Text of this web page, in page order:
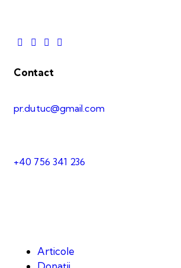
Contact
pr.dutuc@gmail.com
+40 756 341 236
Articole